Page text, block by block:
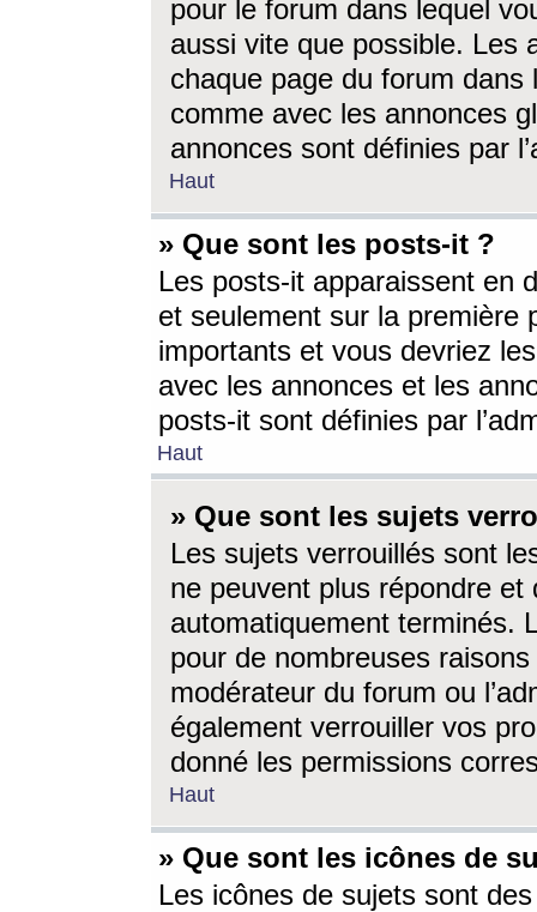
pour le forum dans lequel
aussi vite que possible. Les
chaque page du forum dans
comme avec les annonces
annonces sont définies par
Haut
» Que sont les posts-it ?
Les posts-it apparaissent en
et seulement sur la première
importants et vous devriez
avec les annonces et les
posts-it sont définies par
Haut
» Que sont les sujets
Les sujets verrouillés sont
ne peuvent plus répondre
automatiquement terminés.
pour de nombreuses
modérateur du forum ou
également verrouiller vos
donné les permissions
Haut
» Que sont les icônes de
Les icônes de sujets sont